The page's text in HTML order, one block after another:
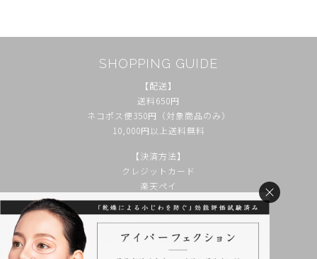
SHOPPING GUIDE
【配送】
送料650円
ネコポス便350円（対象商品のみ）
10,000円以上送料無料
【決済方法】
クレジットカード
楽天ペイ
あと払い（ペイディ）
paypay